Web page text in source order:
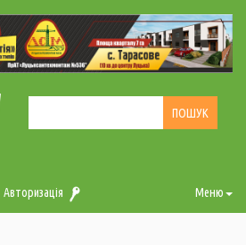
Авторизація Меню